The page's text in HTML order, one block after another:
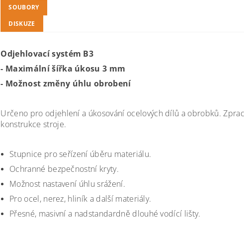
SOUBORY
DISKUZE
Odjehlovací systém B3
- Maximální šířka úkosu 3 mm
- Možnost změny úhlu obrobení
Určeno pro odjehlení a úkosování ocelových dílů a obrobků.
konstrukce stroje.
Stupnice pro seřízení úběru materiálu.
Ochranné bezpečnostní kryty.
Možnost nastavení úhlu srážení.
Pro ocel, nerez, hliník a další materiály.
Přesné, masivní a nadstandardně dlouhé vodící lišty.